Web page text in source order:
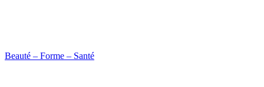
Beauté – Forme – Santé